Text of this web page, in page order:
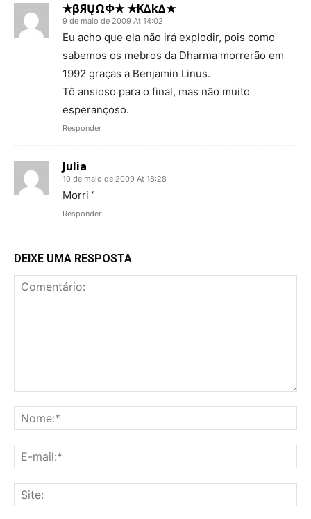
★βЯŲΩΦ★ ★K∆k∆★
9 de maio de 2009 At 14:02
Eu acho que ela não irá explodir, pois como
sabemos os mebros da Dharma morrerão em
1992 graças a Benjamin Linus.
Tô ansioso para o final, mas não muito
esperançoso.
Responder
Julia
10 de maio de 2009 At 18:28
Morri ‘
Responder
DEIXE UMA RESPOSTA